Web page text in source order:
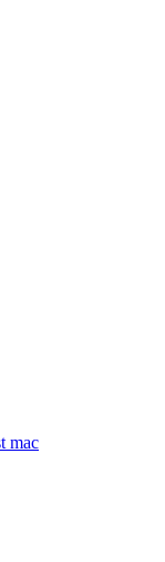
mac